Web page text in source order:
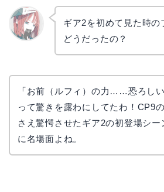
ギア2を初めて見た時の
どうだったの？
「お前（ルフィ）の力……恐ろしい
って驚きを露わにしてたわ！CP9
さえ驚愕させたギア2の初登場シー
に名場面よね。